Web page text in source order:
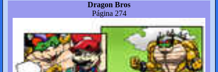
Dragon Bros
Página 274